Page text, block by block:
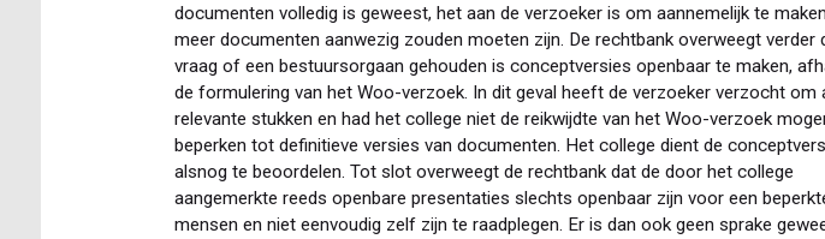
documenten volledig is geweest, het aan de verzoeker is om aannemelijk te
meer documenten aanwezig zouden moeten zijn. De rechtbank overweegt verder
vraag of een bestuursorgaan gehouden is conceptversies openbaar te maken,
de formulering van het Woo-verzoek. In dit geval heeft de verzoeker verzocht om
relevante stukken en had het college niet de reikwijdte van het Woo-verzoek
beperken tot definitieve versies van documenten. Het college dient de
alsnog te beoordelen. Tot slot overweegt de rechtbank dat de door het college
aangemerkte reeds openbare presentaties slechts openbaar zijn voor een
mensen en niet eenvoudig zelf zijn te raadplegen. Er is dan ook geen sprake